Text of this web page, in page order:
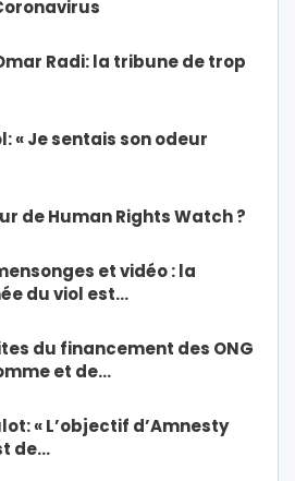
Radi: la tribune de trop
« Je sentais son odeur
de Human Rights Watch ?
et vidéo : la
du viol est…
du financement des ONG
et de…
« L’objectif d’Amnesty
de…